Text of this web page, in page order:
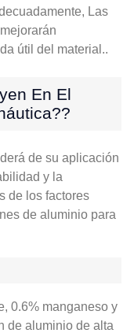
Las
útil del material..
En El
de su aplicación
y la
de los factores
de aluminio para
0.6% manganeso y
de aluminio de alta